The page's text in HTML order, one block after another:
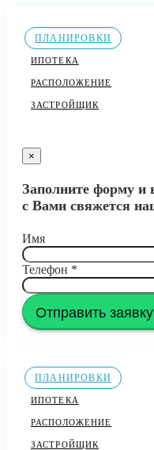
ПЛАНИРОВКИ
ИПОТЕКА
РАСПОЛОЖЕНИЕ
ЗАСТРОЙЩИК
×
Заполните форму и
с Вами свяжется
Имя
Телефон *
Отправить
ПЛАНИРОВКИ
ИПОТЕКА
РАСПОЛОЖЕНИЕ
ЗАСТРОЙЩИК